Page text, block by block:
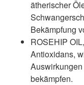
ätherischer
Bekämpfung
ROSEHIP
Antioxidans,
bekämpfen.